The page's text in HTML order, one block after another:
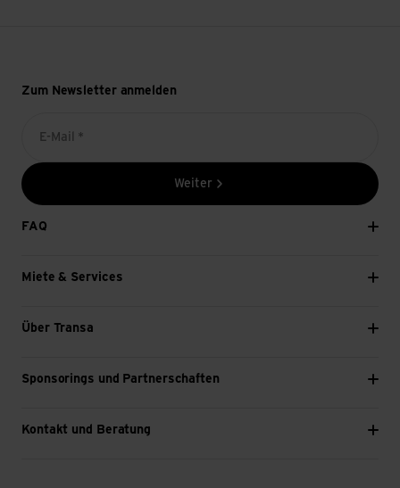
Zum Newsletter anmelden
E-Mail *
Weiter
FAQ
Miete & Services
Über Transa
Sponsorings und Partnerschaften
Kontakt und Beratung